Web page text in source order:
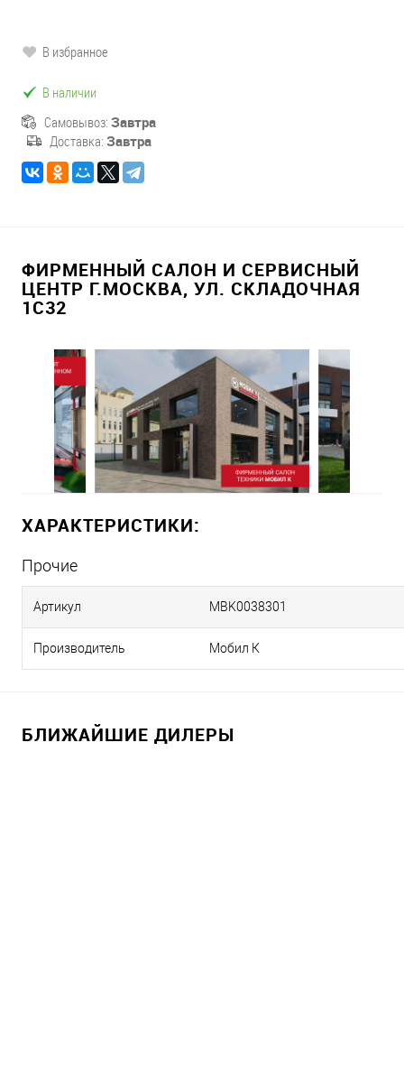
В избранное
В наличии
Самовывоз: Завтра
Доставка: Завтра
ФИРМЕННЫЙ САЛОН И СЕРВИСНЫЙ
ЦЕНТР Г.МОСКВА, УЛ. СКЛАДОЧНАЯ
1С32
ХАРАКТЕРИСТИКИ:
Прочие
Артикул MBK0038301
Производитель Мобил К
БЛИЖАЙШИЕ ДИЛЕРЫ